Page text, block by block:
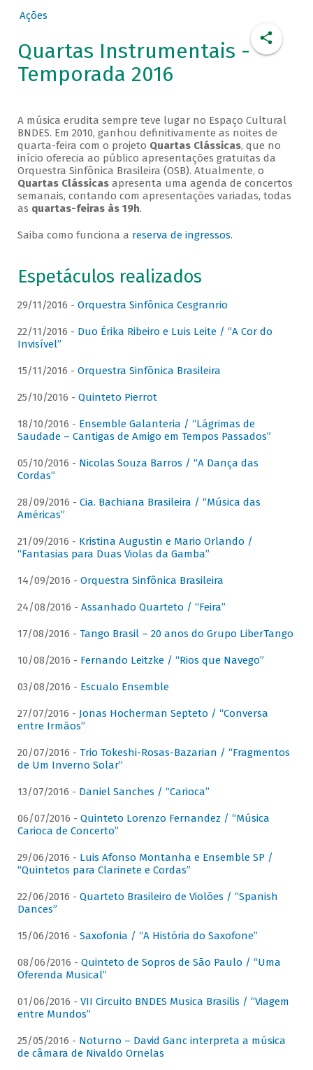
Ações
Quartas Instrumentais -
Temporada 2016
A música erudita sempre teve lugar no Espaço Cultural
BNDES. Em 2010, ganhou definitivamente as noites de
quarta-feira com o projeto Quartas Clássicas, que no
início oferecia ao público apresentações gratuitas da
Orquestra Sinfônica Brasileira (OSB). Atualmente, o
Quartas Clássicasapresenta uma agenda de concertos
semanais, contando com apresentações variadas, todas
as quartas-feiras às 19h.
Saiba como funciona a reserva de ingressos.
Espetáculos realizados
29/11/2016 - Orquestra Sinfônica Cesgranrio
22/11/2016 - Duo Érika Ribeiro e Luis Leite / “A Cor do
Invisível”
15/11/2016 - Orquestra Sinfônica Brasileira
25/10/2016 - Quinteto Pierrot
18/10/2016 - Ensemble Galanteria / “Lágrimas de
Saudade – Cantigas de Amigo em Tempos Passados”
05/10/2016 - Nicolas Souza Barros / “A Dança das
Cordas”
28/09/2016 - Cia. Bachiana Brasileira / “Música das
Américas”
21/09/2016 - Kristina Augustin e Mario Orlando /
“Fantasias para Duas Violas da Gamba”
14/09/2016 - Orquestra Sinfônica Brasileira
24/08/2016 - Assanhado Quarteto / “Feira”
17/08/2016 - Tango Brasil – 20 anos do Grupo LiberTango
10/08/2016 - Fernando Leitzke / “Rios que Navego”
03/08/2016 - Escualo Ensemble
27/07/2016 - Jonas Hocherman Septeto / “Conversa
entre Irmãos”
20/07/2016 - Trio Tokeshi-Rosas-Bazarian / “Fragmentos
de Um Inverno Solar”
13/07/2016 - Daniel Sanches / “Carioca”
06/07/2016 - Quinteto Lorenzo Fernandez / “Música
Carioca de Concerto”
29/06/2016 - Luis Afonso Montanha e Ensemble SP /
“Quintetos para Clarinete e Cordas”
22/06/2016 - Quarteto Brasileiro de Violões / “Spanish
Dances”
15/06/2016 - Saxofonia / “A História do Saxofone”
08/06/2016 - Quinteto de Sopros de São Paulo / “Uma
Oferenda Musical”
01/06/2016 - VII Circuito BNDES Musica Brasilis / “Viagem
entre Mundos”
25/05/2016 - Noturno – David Ganc interpreta a música
de câmara de Nivaldo Ornelas